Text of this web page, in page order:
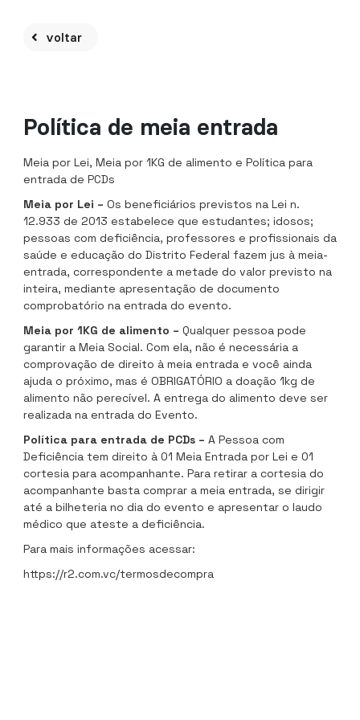
voltar
Política de meia entrada
Meia por Lei, Meia por 1KG de alimento e Política para
entrada de PCDs
Meia por Lei – Os beneficiários previstos na Lei n.
12.933 de 2013 estabelece que estudantes; idosos;
pessoas com deficiência, professores e profissionais da
saúde e educação do Distrito Federal fazem jus à meia-
entrada, correspondente a metade do valor previsto na
inteira, mediante apresentação de documento
comprobatório na entrada do evento.
Meia por 1KG de alimento – Qualquer pessoa pode
garantir a Meia Social. Com ela, não é necessária a
comprovação de direito à meia entrada e você ainda
ajuda o próximo, mas é OBRIGATÓRIO a doação 1kg de
alimento não perecível. A entrega do alimento deve ser
realizada na entrada do Evento.
Política para entrada de PCDs – A Pessoa com
Deficiência tem direito à 01 Meia Entrada por Lei e 01
cortesia para acompanhante. Para retirar a cortesia do
acompanhante basta comprar a meia entrada, se dirigir
até a bilheteria no dia do evento e apresentar o laudo
médico que ateste a deficiência.
Para mais informações acessar:
https://r2.com.vc/termosdecompra